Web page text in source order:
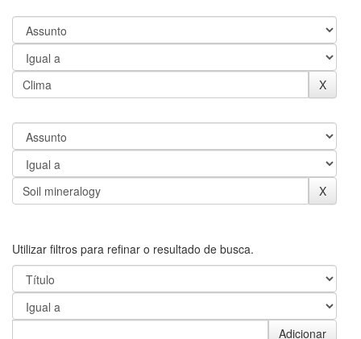
Utilizar filtros para refinar o resultado de busca.